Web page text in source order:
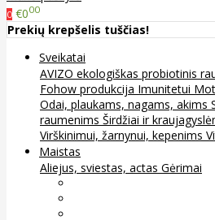
0 €000
Prekių krepšelis tuščias!
Sveikatai
AVIZO ekologiškas probiotinis
Fohow produkcija Imunitetui
Odai, plaukams, nagams, akims
raumenims Širdžiai ir
Virškinimui, žarnynui, kepenims
Maistas
Aliejus, sviestas, actas Gėrimai